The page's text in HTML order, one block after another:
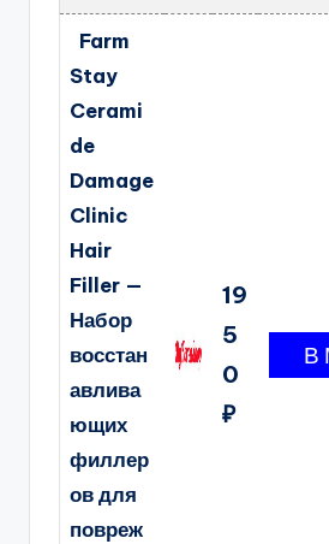
Farm
Stay
Cerami
de
Damage
Clinic
Hair
Filler —
Набор
восстан
авлива
ющих
филлер
ов для
повреж
19
5
0
₽